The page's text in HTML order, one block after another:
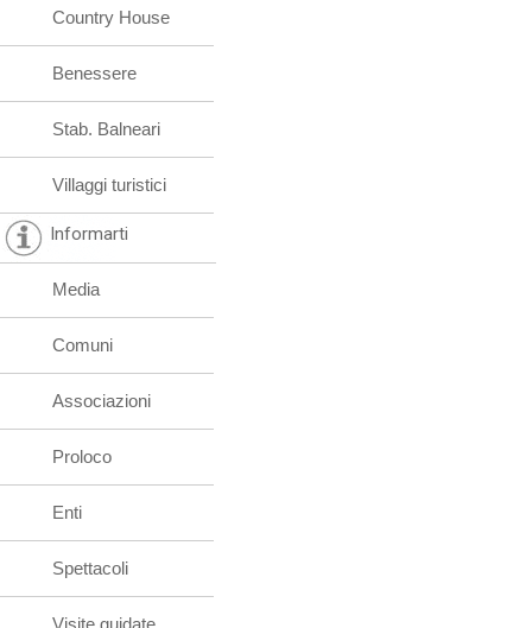
Country House
Benessere
Stab. Balneari
Villaggi turistici
Informarti
Media
Comuni
Associazioni
Proloco
Enti
Spettacoli
Visite guidate